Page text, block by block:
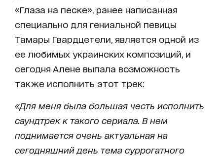
«Глаза на песке», ранее написанная
специально для гениальной певицы
Тамары Гвардцетели, является одной из
ее любимых украинских композиций, и
сегодня Алене выпала возможность
также исполнить этот трек:
«Для меня была большая честь исполнить
саундтрек к такого сериала. В нем
поднимается очень актуальная на
сегодняшний день тема суррогатного